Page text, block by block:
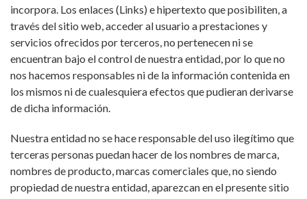
incorpora. Los enlaces (Links) e hipertexto que posibiliten, a
través del sitio web, acceder al usuario a prestaciones y
servicios ofrecidos por terceros, no pertenecen ni se
encuentran bajo el control de nuestra entidad, por lo que no
nos hacemos responsables ni de la información contenida en
los mismos ni de cualesquiera efectos que pudieran derivarse
de dicha información.
Nuestra entidad no se hace responsable del uso ilegítimo que
terceras personas puedan hacer de los nombres de marca,
nombres de producto, marcas comerciales que, no siendo
propiedad de nuestra entidad, aparezcan en el presente sitio